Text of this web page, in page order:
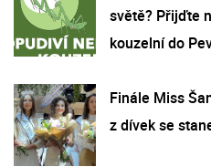
světě? Přijďte
kouzelní do
Finále Miss
z dívek se